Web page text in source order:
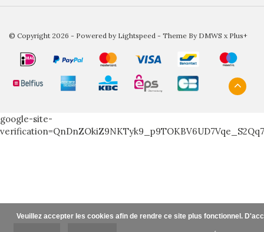
© Copyright 2026 - Powered by Lightspeed - Theme By DMWS x Plus+
google-site-
Veuillez accepter les cookies afin de rendre ce site plus fonctionnel.